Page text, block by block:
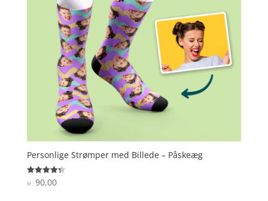
Personlige Strømper med Billede – Påskeæg
Vurderet
4.3
kr.90,00